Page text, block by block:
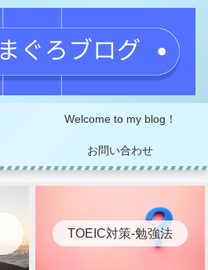
Welcome to my blog！
お問い合わせ
TOEIC対策-勉強法